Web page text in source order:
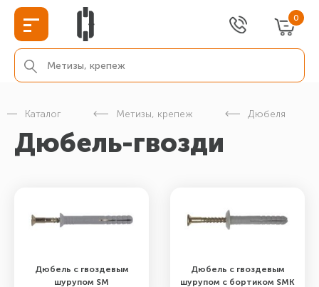
0
Каталог Метизы, крепеж Дюбеля
Дюбель-гвозди
Дюбель с гвоздевым
шурупом SM
Дюбель с гвоздевым
шурупом с бортиком SMK